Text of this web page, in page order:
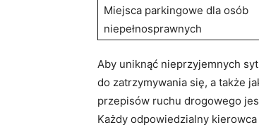
Miejsca parkingowe dla osób
niepełnosprawnych
Aby uniknąć nieprzyjemnych
do zatrzymywania się, a także
przepisów ruchu drogowego
Każdy odpowiedzialny